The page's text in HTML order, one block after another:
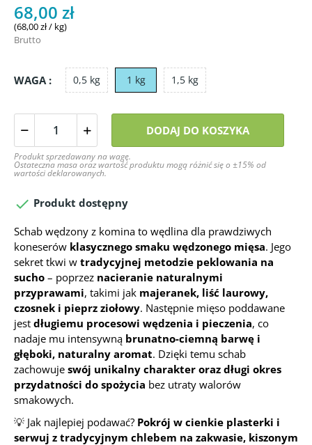
68,00 zł
(68,00 zł / kg)
Brutto
WAGA : 0,5 kg 1 kg 1,5 kg
DODAJ DO KOSZYKA
Produkt sprzedawany na wagę.
Ostateczna masa oraz wartość produktu mogą różnić się o ±15% od
wartości deklarowanych.
 Produkt dostępny
Schab wędzony z komina to wędlina dla prawdziwych
koneserów klasycznego smaku wędzonego mięsa. Jego
sekret tkwi w tradycyjnej metodzie peklowania na
sucho – poprzez nacieranie naturalnymi
przyprawami, takimi jak majeranek, liść laurowy,
czosnek i pieprz ziołowy. Następnie mięso poddawane
jest długiemu procesowi wędzenia i pieczenia, co
nadaje mu intensywną brunatno-ciemną barwę i
głęboki, naturalny aromat. Dzięki temu schab
zachowuje swój unikalny charakter oraz długi okres
przydatności do spożycia bez utraty walorów
smakowych.
💡 Jak najlepiej podawać? Pokrój w cienkie plasterki i
serwuj z tradycyjnym chlebem na zakwasie, kiszonym